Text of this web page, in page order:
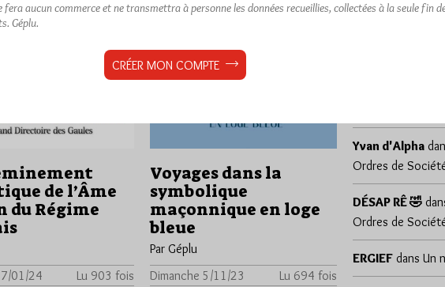
de l’Âme
du Régime
7/01/24
Lu 903 fois
Voyages dans la
symbolique
maçonnique en loge
bleue
Par Géplu
Dimanche 5/11/23
Lu 694 fois
sylvain zeghni
Yvan d'Alpha
Ordres de
DÉSAP RÊ 🤣
Ordres de
ERGIEF dans Un
fera aucun commerce et ne transmettra à personne les données recueillies, collectées à la seule fin
Géplu.
CRÉER MON COMPTE